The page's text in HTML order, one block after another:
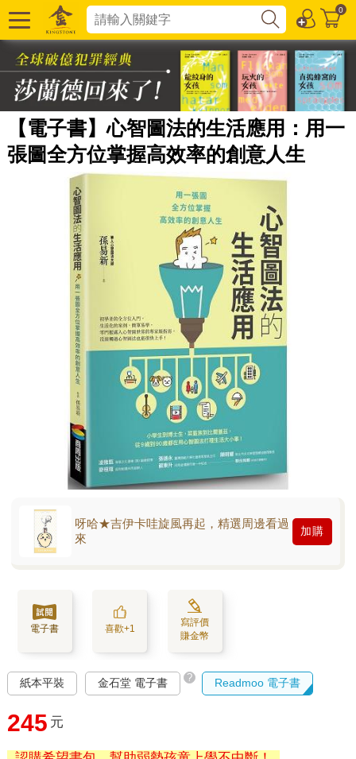
0
【電子書】心智圖法的生活應用：用一
張圖全方位掌握高效率的創意人生
呀哈★吉伊卡哇旋風再起，精選周邊看過
來
加購
電子書 喜歡+1
寫評價
賺金幣
紙本平裝 金石堂 電子書 ? Readmoo 電子書
245 元